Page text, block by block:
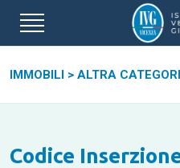
IMMOBILI > ALTRA
Codice